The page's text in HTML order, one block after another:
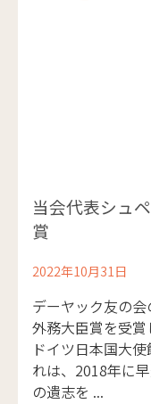
当会代表シュ
賞
2022年10月31日
デーヤック友の
外務大臣賞を受
ドイツ日本国大
れは、2018年に
の遺志を ...